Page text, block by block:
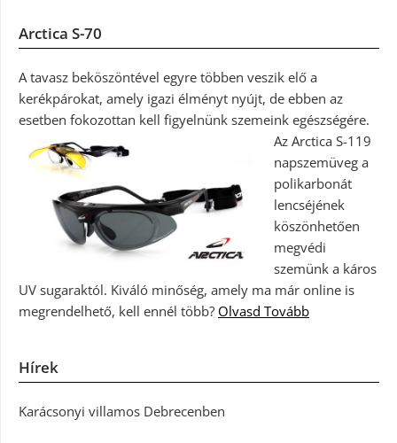
Arctica S-70
A tavasz beköszöntével egyre többen veszik elő a
kerékpárokat, amely igazi élményt nyújt, de ebben az
esetben fokozottan kell figyelnünk szemeink egészségére.
Az Arctica S-119
napszemüveg a
polikarbonát
lencséjének
köszönhetően
megvédi
szemünk a káros
UV sugaraktól. Kiváló minőség, amely ma már online is
megrendelhető, kell ennél több? Olvasd Tovább
Hírek
Karácsonyi villamos Debrecenben